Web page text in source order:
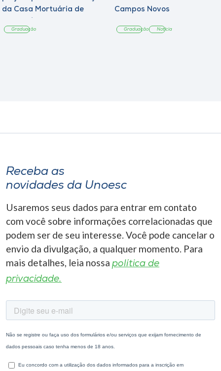
da Casa Mortuária de
Graduação
Campos Novos
Graduação Notícia
Receba as
novidades da Unoesc
Usaremos seus dados para entrar em contato
com você sobre informações correlacionadas que
podem ser de seu interesse. Você pode cancelar o
envio da divulgação, a qualquer momento. Para
mais detalhes, leia nossa política de
privacidade.